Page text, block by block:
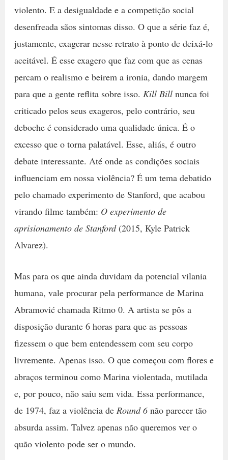
violento. E a desigualdade e a competição social
desenfreada sãos sintomas disso. O que a série faz é,
justamente, exagerar nesse retrato à ponto de deixá-lo
aceitável. É esse exagero que faz com que as cenas
percam o realismo e beirem a ironia, dando margem
para que a gente reflita sobre isso. Kill Billnunca foi
criticado pelos seus exageros, pelo contrário, seu
deboche é considerado uma qualidade única. É o
excesso que o torna palatável. Esse, aliás, é outro
debate interessante. Até onde as condições sociais
influenciam em nossa violência? É um tema debatido
pelo chamado experimento de Stanford, que acabou
virando filme também: O experimento de
aprisionamento de Stanford(2015, Kyle Patrick
Alvarez).
Mas para os que ainda duvidam da potencial vilania
humana, vale procurar pela performance de Marina
Abramović chamada Ritmo 0. A artista se pôs a
disposição durante 6 horas para que as pessoas
fizessem o que bem entendessem com seu corpo
livremente. Apenas isso. O que começou com flores e
abraços terminou como Marina violentada, mutilada
e, por pouco, não saiu sem vida. Essa performance,
de 1974, faz a violência de Round 6não parecer tão
absurda assim. Talvez apenas não queremos ver o
quão violento pode ser o mundo.